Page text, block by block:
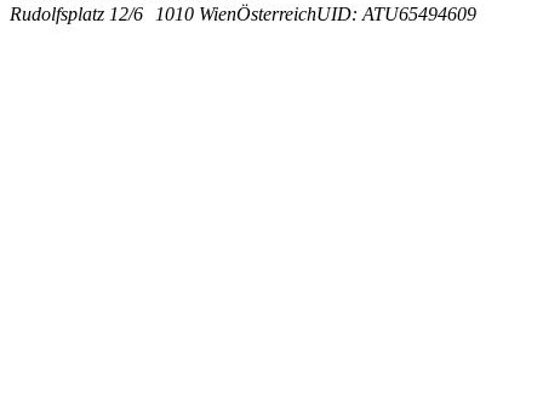
Rudolfsplatz 12/6
1010 WienÖsterreichUID: ATU65494609